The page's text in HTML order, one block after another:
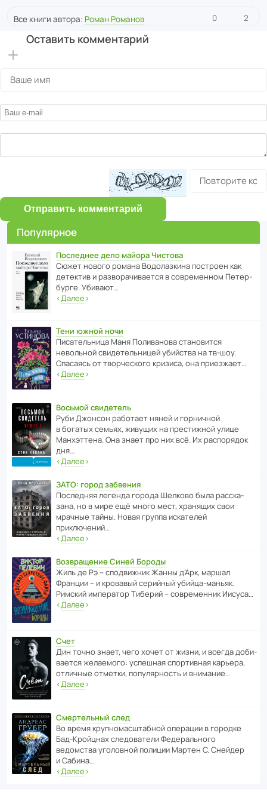
Все книги автора: Роман Романов 0 2
Оставить комментарий
Отправить комментарий
Популярное
Последнее дело майора Чистова
Сюжет нового романа Водо­ла­з­кина пост­роен как
дете­ктив и разво­ра­чи­ва­ется в совре­менном Пете­р­
бурге. Убивают…
‹Далее›
Тени южной ночи
Писа­тель­ница Маня Поли­ва­нова стано­вится
невольной свиде­тель­ницей убийства на тв-шоу.
Спасаясь от твор­че­с­кого кризиса, она приезжает…
‹Далее›
Восьмой свидетель
Руби Джонсон рабо­тает няней и горни­чной
в богатых семьях, живущих на прес­ти­жной улице
Манх­эт­тена. Она знает про них всё. Их распо­рядок
дня…
‹Далее›
ЗАТО: город забвения
После­дняя легенда города Шелково была расска­
зана, но в мире ещё много мест, хранящих свои
мрачные тайны. Новая группа иска­телей
приключений…
‹Далее›
Возвращение Синей Бороды
Жиль де Рэ – спод­ви­жник Жанны д’Арк, маршал
Франции – и кровавый серийный убийца-маньяк.
Римский импе­ратор Тиберий – совре­менник Иисуса…
‹Далее›
Счет
Дин точно знает, чего хочет от жизни, и всегда доби­
ва­ется жела­е­мого: успе­шная спор­ти­вная карьера,
отли­чные отметки, попу­ля­р­ность и внимание…
‹Далее›
Смертельный след
Во время круп­но­мас­ш­та­бной операции в городке
Бад‑Крой­цнах следо­ва­тели Феде­раль­ного
ведомства уголо­вной полиции Мартен С. Снейдер
и Сабина…
‹Далее›